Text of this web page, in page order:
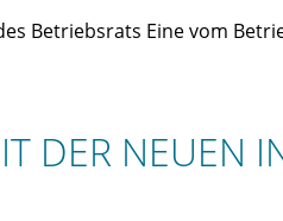
Betriebsrats Eine vom
DER NEUEN